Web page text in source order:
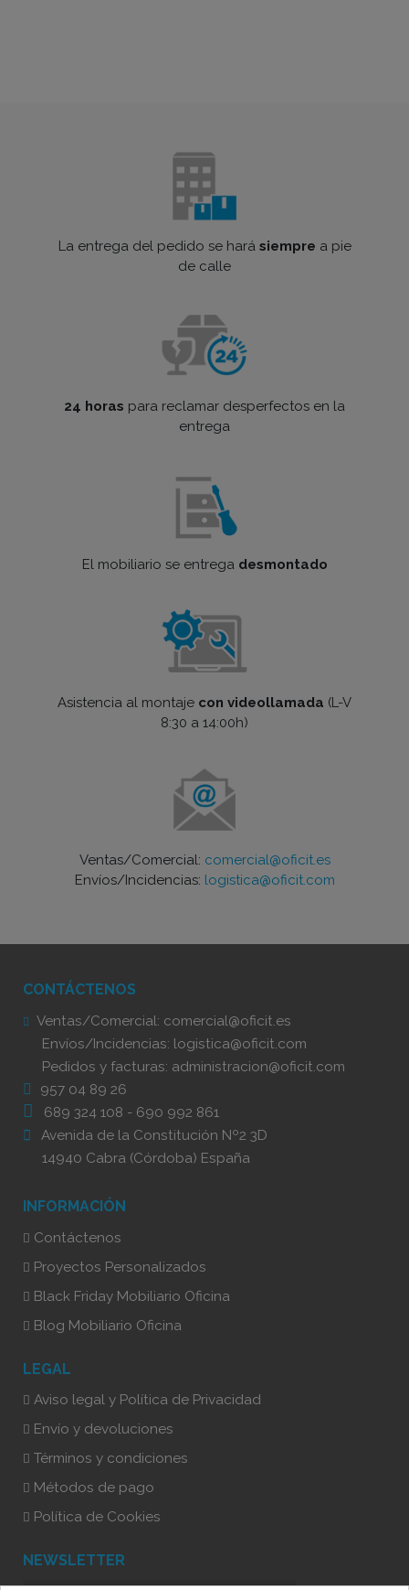
La entrega del pedido se hará siempre a pie
de calle
24 horas para reclamar desperfectos en la
entrega
El mobiliario se entrega desmontado
Asistencia al montaje con videollamada (L-V
8:30 a 14:00h)
Ventas/Comercial: comercial@oficit.es
Envíos/Incidencias: logistica@oficit.com
CONTÁCTENOS
Ventas/Comercial: comercial@oficit.es
Envíos/Incidencias: logistica@oficit.com
Pedidos y facturas: administracion@oficit.com
957 04 89 26
689 324 108 - 690 992 861
Avenida de la Constitución Nº2 3D
14940 Cabra (Córdoba) España
INFORMACIÓN
Contáctenos
Proyectos Personalizados
Black Friday Mobiliario Oficina
Blog Mobiliario Oficina
LEGAL
Aviso legal y Política de Privacidad
Envío y devoluciones
Términos y condiciones
Métodos de pago
Política de Cookies
NEWSLETTER